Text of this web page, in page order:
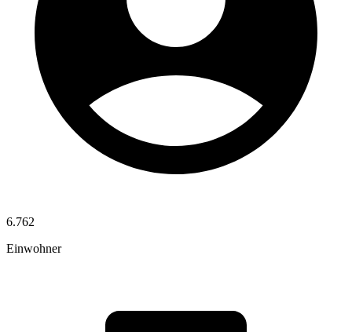
6.762
Einwohner